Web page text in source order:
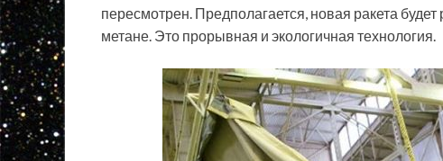
пересмотрен. Предполагается, новая ракета
метане. Это прорывная и экологичная технология.